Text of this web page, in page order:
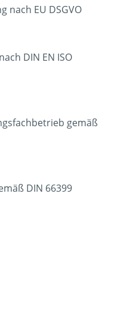
nach EU DSGVO
DIN EN ISO
gemäß
DIN 66399